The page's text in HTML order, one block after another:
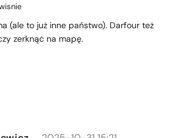
(ale to już inne państwo). Darfour też
zerknąċ na mapę.